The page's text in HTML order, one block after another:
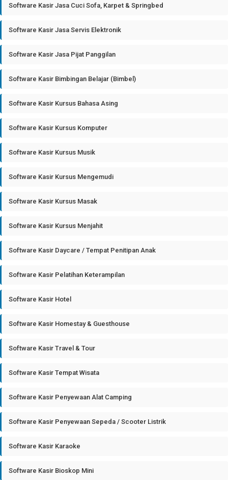
Software Kasir Jasa Cuci Sofa, Karpet & Springbed
Software Kasir Jasa Servis Elektronik
Software Kasir Jasa Pijat Panggilan
Software Kasir Bimbingan Belajar (Bimbel)
Software Kasir Kursus Bahasa Asing
Software Kasir Kursus Komputer
Software Kasir Kursus Musik
Software Kasir Kursus Mengemudi
Software Kasir Kursus Masak
Software Kasir Kursus Menjahit
Software Kasir Daycare / Tempat Penitipan Anak
Software Kasir Pelatihan Keterampilan
Software Kasir Hotel
Software Kasir Homestay & Guesthouse
Software Kasir Travel & Tour
Software Kasir Tempat Wisata
Software Kasir Penyewaan Alat Camping
Software Kasir Penyewaan Sepeda / Scooter Listrik
Software Kasir Karaoke
Software Kasir Bioskop Mini